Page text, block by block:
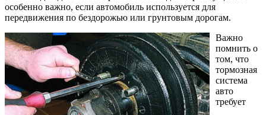
особенно важно, если автомобиль используется для
передвижения по бездорожью или грунтовым дорогам.
Важно
помнить о
том, что
тормозная
система
авто
требует